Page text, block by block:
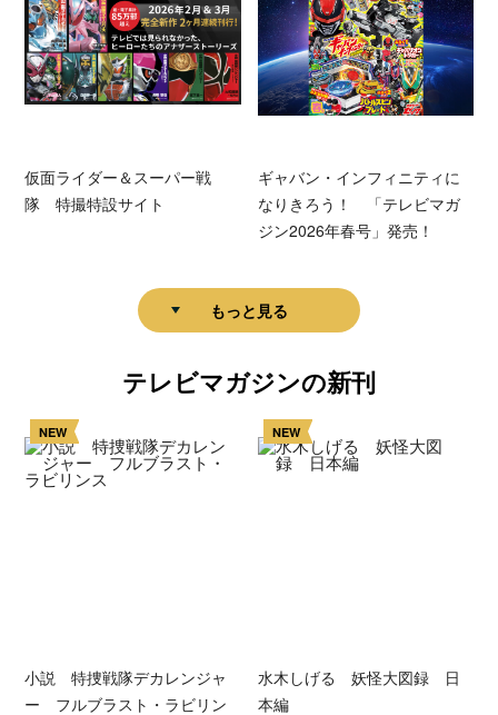
仮面ライダー＆スーパー戦
隊 特撮特設サイト
ギャバン・インフィニティに
なりきろう！ 「テレビマガ
ジン2026年春号」発売！
もっと見る
テレビマガジンの新刊
NEW
小説 特捜戦隊デカレンジャ
ー フルブラスト・ラビリン
NEW
水木しげる 妖怪大図録 日
本編